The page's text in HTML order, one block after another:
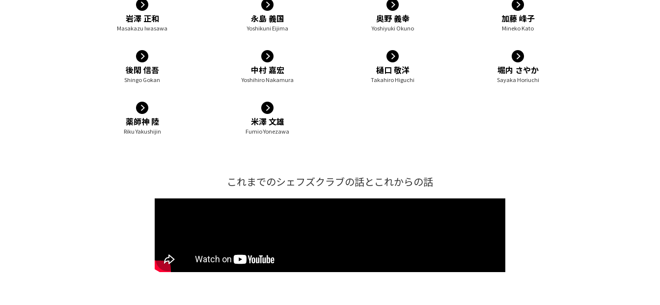
岩澤 正和
Masakazu Iwasawa
永島 義国
Yoshikuni Eijima
奥野 義幸
Yoshiyuki Okuno
加藤 峰子
Mineko Kato
後閑 信吾
Shingo Gokan
中村 嘉宏
Yoshihiro Nakamura
樋口 敬洋
Takahiro Higuchi
堀内 さやか
Sayaka Horiuchi
薬師神 陸
Riku Yakushijin
米澤 文雄
Fumio Yonezawa
これまでのシェフズクラブの話とこれからの話